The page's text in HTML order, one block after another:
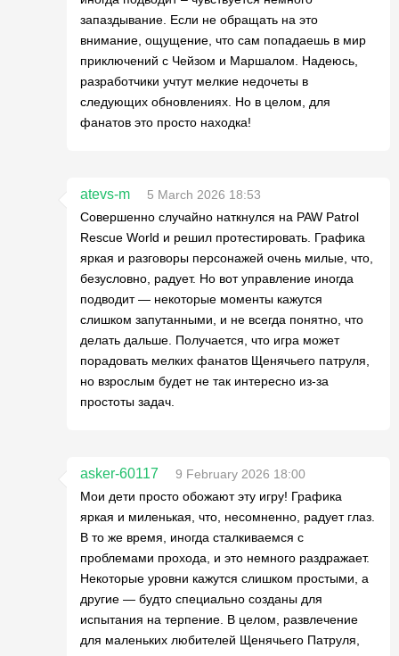
запаздывание. Если не обращать на это
внимание, ощущение, что сам попадаешь в мир
приключений с Чейзом и Маршалом. Надеюсь,
разработчики учтут мелкие недочеты в
следующих обновлениях. Но в целом, для
фанатов это просто находка!
atevs-m
5 March 2026 18:53
Совершенно случайно наткнулся на PAW Patrol
Rescue World и решил протестировать. Графика
яркая и разговоры персонажей очень милые, что,
безусловно, радует. Но вот управление иногда
подводит — некоторые моменты кажутся
слишком запутанными, и не всегда понятно, что
делать дальше. Получается, что игра может
порадовать мелких фанатов Щенячьего патруля,
но взрослым будет не так интересно из-за
простоты задач.
asker-60117
9 February 2026 18:00
Мои дети просто обожают эту игру! Графика
яркая и миленькая, что, несомненно, радует глаз.
В то же время, иногда сталкиваемся с
проблемами прохода, и это немного раздражает.
Некоторые уровни кажутся слишком простыми, а
другие — будто специально созданы для
испытания на терпение. В целом, развлечение
для маленьких любителей Щенячьего Патруля,